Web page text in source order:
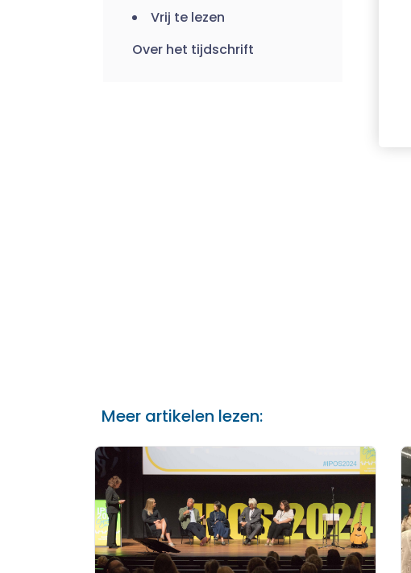
Vrij te lezen
Over het tijdschrift
Meer artikelen lezen: